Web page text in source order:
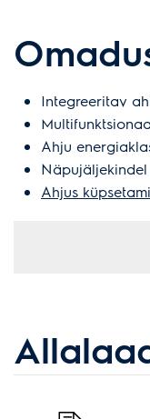
Integreeritav
Ahju
Ahjus